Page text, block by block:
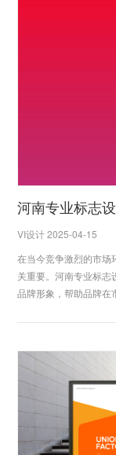
VI设计 2025-04-15
在当今竞争激烈的市场
关重要。河南专业标志
品牌形象，帮助品牌